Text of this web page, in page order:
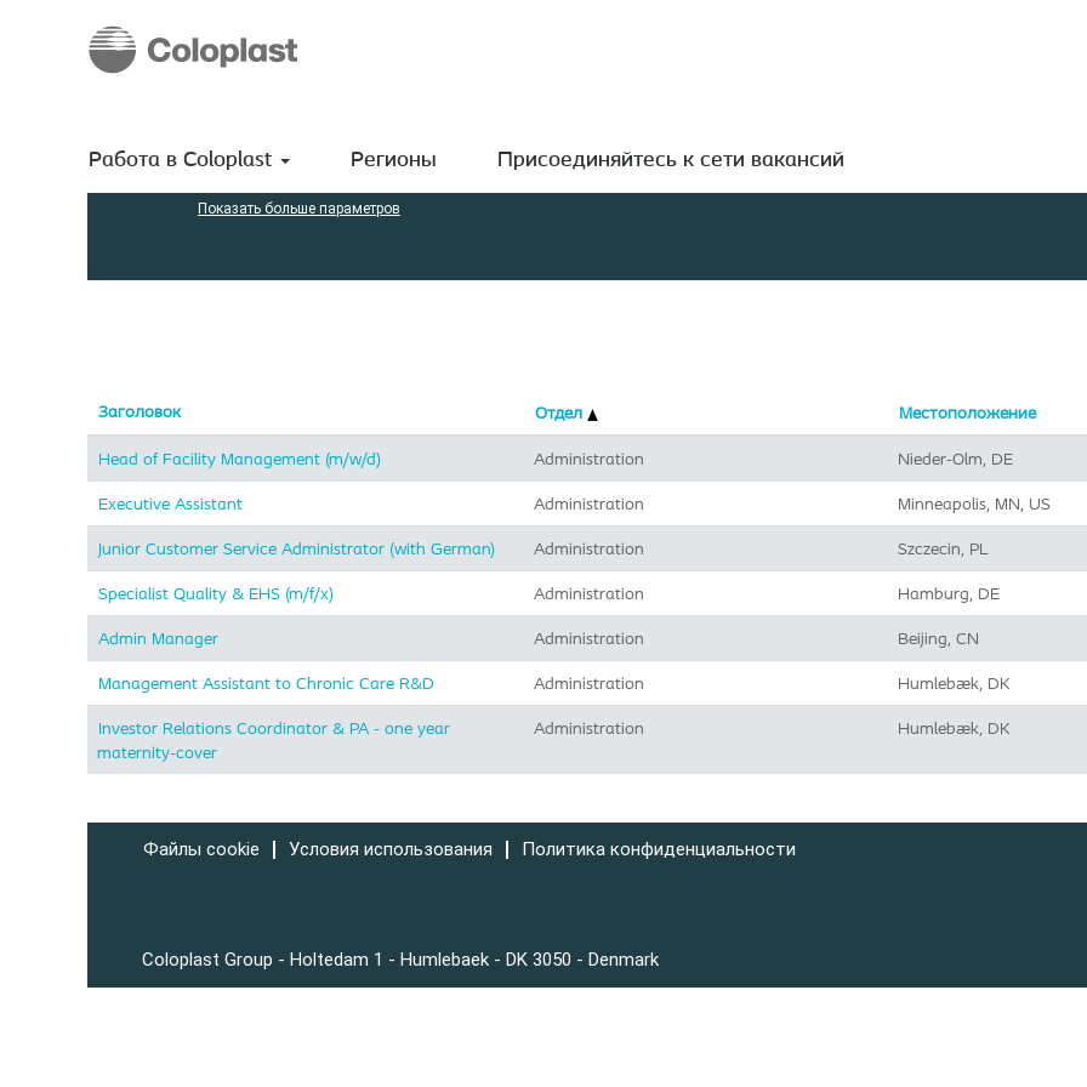
Работа в Coloplast Регионы Присоединяйтесь к сети вакансий
Домашняя страница
Результаты поиска
Показать больше параметров
Заголовок Отдел Местоположение
Head of Facility Management (m/w/d) Administration Nieder-Olm, DE
Executive Assistant Administration Minneapolis, MN, US
Junior Customer Service Administrator (with German) Administration Szczecin, PL
Specialist Quality & EHS (m/f/x) Administration Hamburg, DE
Admin Manager Administration Beijing, CN
Management Assistant to Chronic Care R&D Administration Humlebæk, DK
Investor Relations Coordinator & PA - one year
maternity-cover
Administration Humlebæk, DK
Файлы cookie Условия использования Политика конфиденциальности
Coloplast Group - Holtedam 1 - Humlebaek - DK 3050 - Denmark